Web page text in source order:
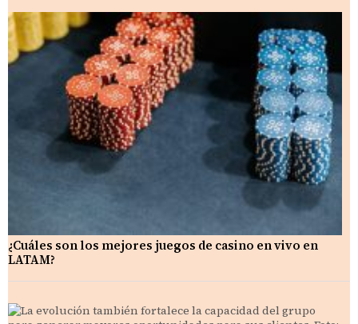
¿Cuáles son los mejores juegos de casino en vivo en
LATAM?